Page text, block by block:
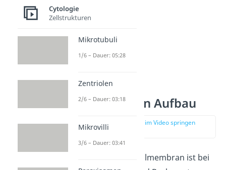
Zellmembran Aufbau
zur Stelle im Video springen
der Zellmembran ist bei
Cytologie
Zellstrukturen
Mikrotubuli
1/6 – Dauer: 05:28
Zentriolen
2/6 – Dauer: 03:18
Mikrovilli
3/6 – Dauer: 03:41